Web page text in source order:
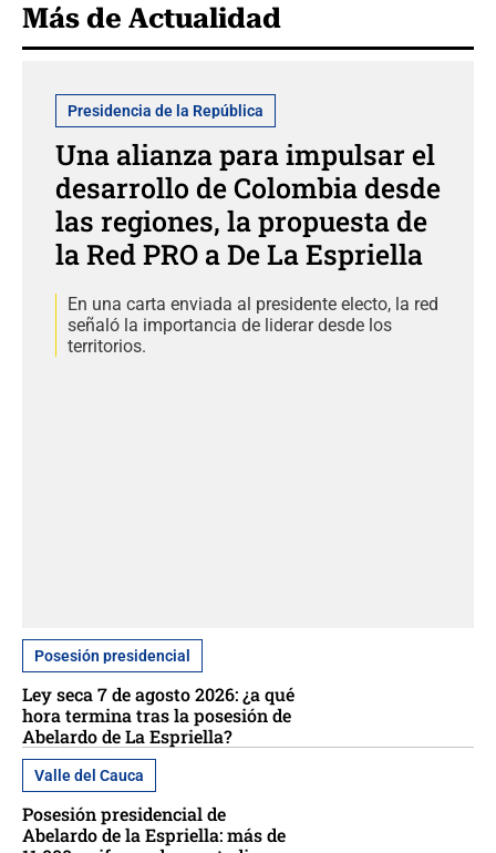
Más de Actualidad
Presidencia de la República
Una alianza para impulsar el
desarrollo de Colombia desde
las regiones, la propuesta de
la Red PRO a De La Espriella
En una carta enviada al presidente electo, la red
señaló la importancia de liderar desde los
territorios.
Posesión presidencial
Ley seca 7 de agosto 2026: ¿a qué
hora termina tras la posesión de
Abelardo de La Espriella?
Valle del Cauca
Posesión presidencial de
Abelardo de la Espriella: más de